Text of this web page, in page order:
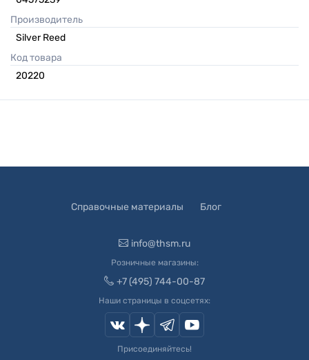
Производитель
Silver Reed
Код товара
20220
Справочные материалы Блог
info@thsm.ru
Розничные магазины:
+7 (495) 744-00-87
Наши страницы в соцсетях:
Присоединяйтесь!